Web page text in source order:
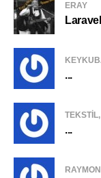
ERAY
...
...